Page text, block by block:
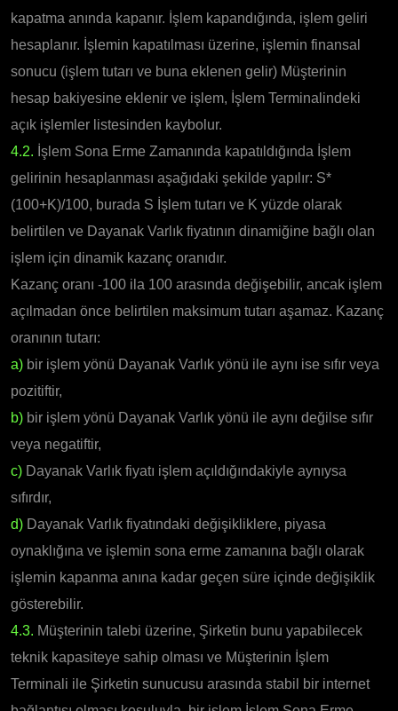
kapatma anında kapanır. İşlem kapandığında, işlem geliri
hesaplanır. İşlemin kapatılması üzerine, işlemin finansal
sonucu (işlem tutarı ve buna eklenen gelir) Müşterinin
hesap bakiyesine eklenir ve işlem, İşlem Terminalindeki
açık işlemler listesinden kaybolur.
4.2. İşlem Sona Erme Zamanında kapatıldığında İşlem
gelirinin hesaplanması aşağıdaki şekilde yapılır: S*
(100+K)/100, burada S İşlem tutarı ve K yüzde olarak
belirtilen ve Dayanak Varlık fiyatının dinamiğine bağlı olan
işlem için dinamik kazanç oranıdır.
Kazanç oranı -100 ila 100 arasında değişebilir, ancak işlem
açılmadan önce belirtilen maksimum tutarı aşamaz. Kazanç
oranının tutarı:
a) bir işlem yönü Dayanak Varlık yönü ile aynı ise sıfır veya
pozitiftir,
b) bir işlem yönü Dayanak Varlık yönü ile aynı değilse sıfır
veya negatiftir,
c) Dayanak Varlık fiyatı işlem açıldığındakiyle aynıysa
sıfırdır,
d) Dayanak Varlık fiyatındaki değişikliklere, piyasa
oynaklığına ve işlemin sona erme zamanına bağlı olarak
işlemin kapanma anına kadar geçen süre içinde değişiklik
gösterebilir.
4.3. Müşterinin talebi üzerine, Şirketin bunu yapabilecek
teknik kapasiteye sahip olması ve Müşterinin İşlem
Terminali ile Şirketin sunucusu arasında stabil bir internet